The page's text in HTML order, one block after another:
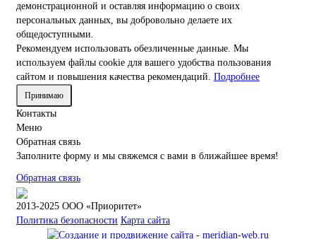
демонстрационной и оставляя информацию о своих
персональных данных, вы добровольно делаете их
общедоступными.
Рекомендуем использовать обезличенные данные. Мы
используем файлы cookie для вашего удобства пользования
сайтом и повышения качества рекомендаций. Подробнее
Принимаю
Контакты
Меню
Обратная связь
Заполните форму и мы свяжемся с вами в ближайшее время!
Обратная связь
2013-2025 ООО «Приоритет»
Политика безопасности Карта сайта